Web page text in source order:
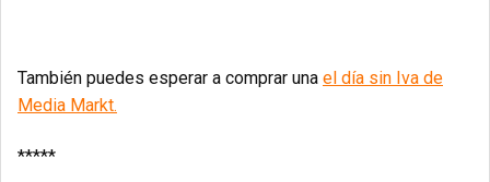
También puedes esperar a comprar una el día sin Iva de
Media Markt.
*****